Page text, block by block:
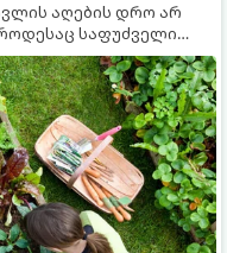
აღების დრო არ
საფუძველი
და ბაღი მზადდება
იმისათვის, რომ
მცენარეებმა
5
უნდა მოასწროთ: